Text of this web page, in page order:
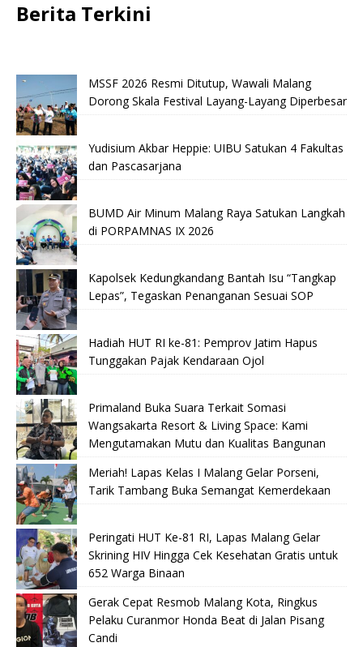
Berita Terkini
MSSF 2026 Resmi Ditutup, Wawali Malang
Dorong Skala Festival Layang-Layang Diperbesar
Yudisium Akbar Heppie: UIBU Satukan 4 Fakultas
dan Pascasarjana
BUMD Air Minum Malang Raya Satukan Langkah
di PORPAMNAS IX 2026
Kapolsek Kedungkandang Bantah Isu “Tangkap
Lepas”, Tegaskan Penanganan Sesuai SOP
Hadiah HUT RI ke-81: Pemprov Jatim Hapus
Tunggakan Pajak Kendaraan Ojol
Primaland Buka Suara Terkait Somasi
Wangsakarta Resort & Living Space: Kami
Mengutamakan Mutu dan Kualitas Bangunan
Meriah! Lapas Kelas I Malang Gelar Porseni,
Tarik Tambang Buka Semangat Kemerdekaan
Peringati HUT Ke-81 RI, Lapas Malang Gelar
Skrining HIV Hingga Cek Kesehatan Gratis untuk
652 Warga Binaan
Gerak Cepat Resmob Malang Kota, Ringkus
Pelaku Curanmor Honda Beat di Jalan Pisang
Candi